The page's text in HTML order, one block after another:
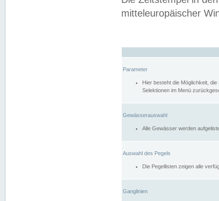
mitteleuropäischer
Parameter
Hier besteht die Möglichkeit,
Selektionen im Menü
Gewässerauswahl
Alle Gewässer werden
Auswahl des Pegels
Die Pegellisten zeigen alle
Ganglinien